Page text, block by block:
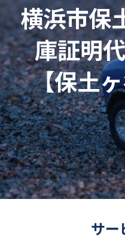
横浜市保
庫証明
【保土
サー